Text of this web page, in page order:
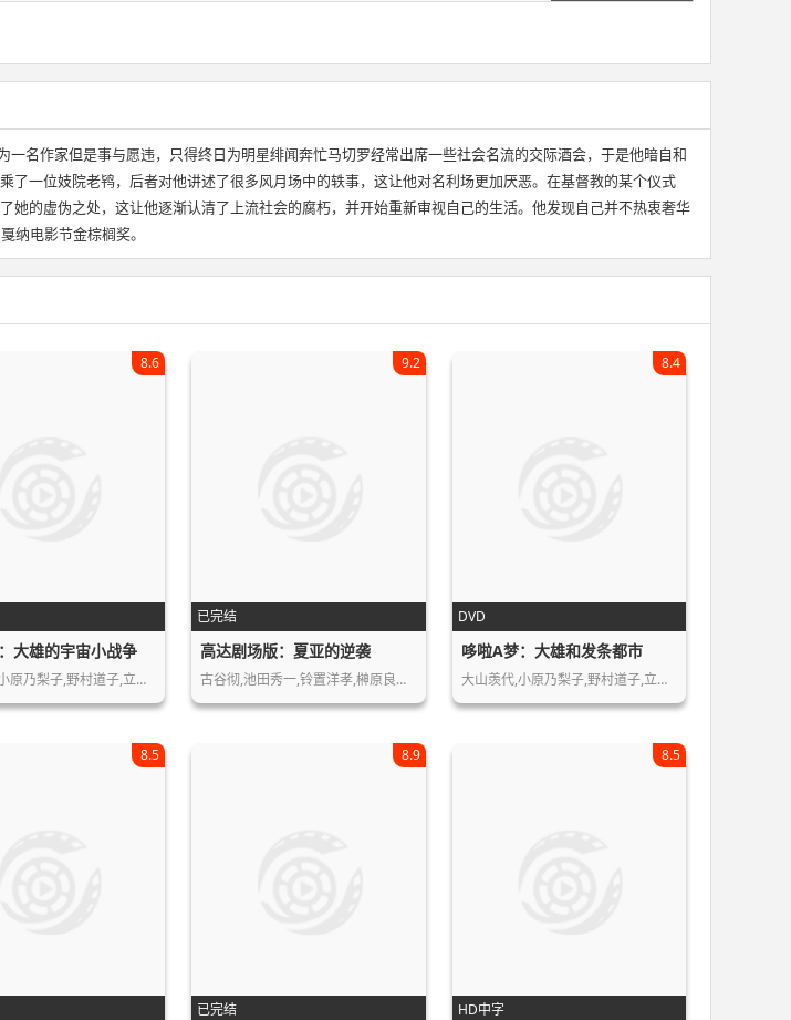
名作家但是事与愿违，只得终日为明星绯闻奔忙马切罗经常出席一些社会名流的交际酒会，于是他暗自和
一位妓院老鸨，后者对他讲述了很多风月场中的轶事，这让他对名利场更加厌恶。在基督教的某个仪式
的虚伪之处，这让他逐渐认清了上流社会的腐朽，并开始重新审视自己的生活。他发现自己并不热衷奢华
纳电影节金棕榈奖。
8.6
大雄的宇宙小战争
大山羡代,小原乃梨子,野村道子,立壁和…
已完结
9.2
高达剧场版：夏亚的逆袭
古谷彻,池田秀一,铃置洋孝,榊原良子,…
DVD
8.4
哆啦A梦：大雄和发条都市
大山羡代,小原乃梨子,野村道子,立壁和…
8.5
已完结
8.9
HD中字
8.5